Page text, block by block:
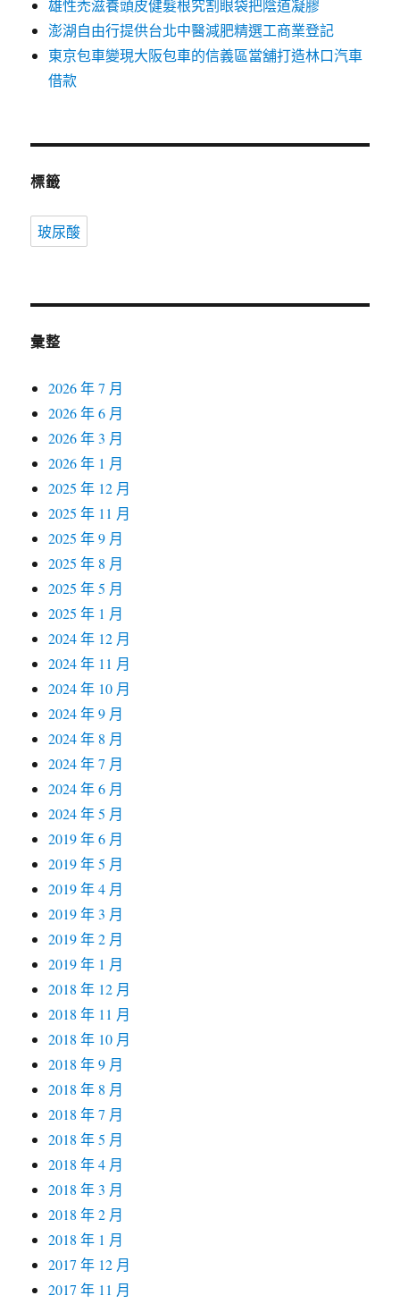
雄性禿滋養頭皮健髮根究割眼袋把陰道凝膠
澎湖自由行提供台北中醫減肥精選工商業登記
東京包車變現大阪包車的信義區當舖打造林口汽車
借款
標籤
玻尿酸
彙整
2026 年 7 月
2026 年 6 月
2026 年 3 月
2026 年 1 月
2025 年 12 月
2025 年 11 月
2025 年 9 月
2025 年 8 月
2025 年 5 月
2025 年 1 月
2024 年 12 月
2024 年 11 月
2024 年 10 月
2024 年 9 月
2024 年 8 月
2024 年 7 月
2024 年 6 月
2024 年 5 月
2019 年 6 月
2019 年 5 月
2019 年 4 月
2019 年 3 月
2019 年 2 月
2019 年 1 月
2018 年 12 月
2018 年 11 月
2018 年 10 月
2018 年 9 月
2018 年 8 月
2018 年 7 月
2018 年 5 月
2018 年 4 月
2018 年 3 月
2018 年 2 月
2018 年 1 月
2017 年 12 月
2017 年 11 月